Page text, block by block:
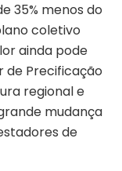
35% menos do
coletivo
ainda pode
de Precificação
regional e
mudança
de